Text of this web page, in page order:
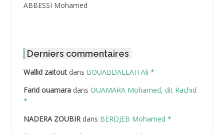
ABBESSI Mohamed
ABDAT Amar
ABDEDDAIM Hamid
ABDELAZIZ Mohamed
ABDELHAFID Lakhdar
Derniers commentaires
Wallid zaitoutdans BOUABDALLAH Ali *
Farid ouamaradans OUAMARA Mohamed, dit Rachid
*
NADERA ZOUBIRdans BERDJEB Mohamed *